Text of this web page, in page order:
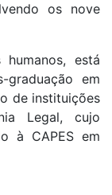
os nove
está
em
de instituições
Legal, cujo
à CAPES em